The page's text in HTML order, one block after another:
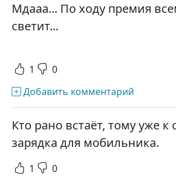
Мдааа... По ходу премия
светит...
1 0
Добавить комментарий
Кто рано встаёт, тому уже к
зарядка для мобильника.
1 0